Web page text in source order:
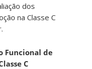
dos
na Classe C
Funcional de
C